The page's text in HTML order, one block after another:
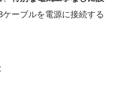
ーブルを電源に接続する